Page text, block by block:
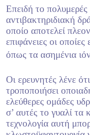
Επειδή το
αντιβακτηριδιακή
οποίο αποτελεί
επιφάνειες οι
όπως τα ασημένια
Οι ερευνητές λένε
τροποποιήσει
ελεύθερες ομάδες
σ’ αυτές το γυαλί
τεχνολογία αυτή